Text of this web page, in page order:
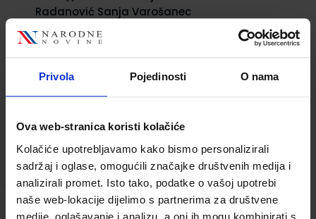
Privola Pojedinosti O nama
Ova web-stranica koristi kolačiće
Kolačiće upotrebljavamo kako bismo personalizirali
sadržaj i oglase, omogućili značajke društvenih medija i
analizirali promet. Isto tako, podatke o vašoj upotrebi
naše web-lokacije dijelimo s partnerima za društvene
medije, oglašavanje i analizu, a oni ih mogu kombinirati s
Radanović Sanja Varošanec
Nakladnik:ELEMENT d.o.o.
Registarski broj
ministarstva:
12,00 €